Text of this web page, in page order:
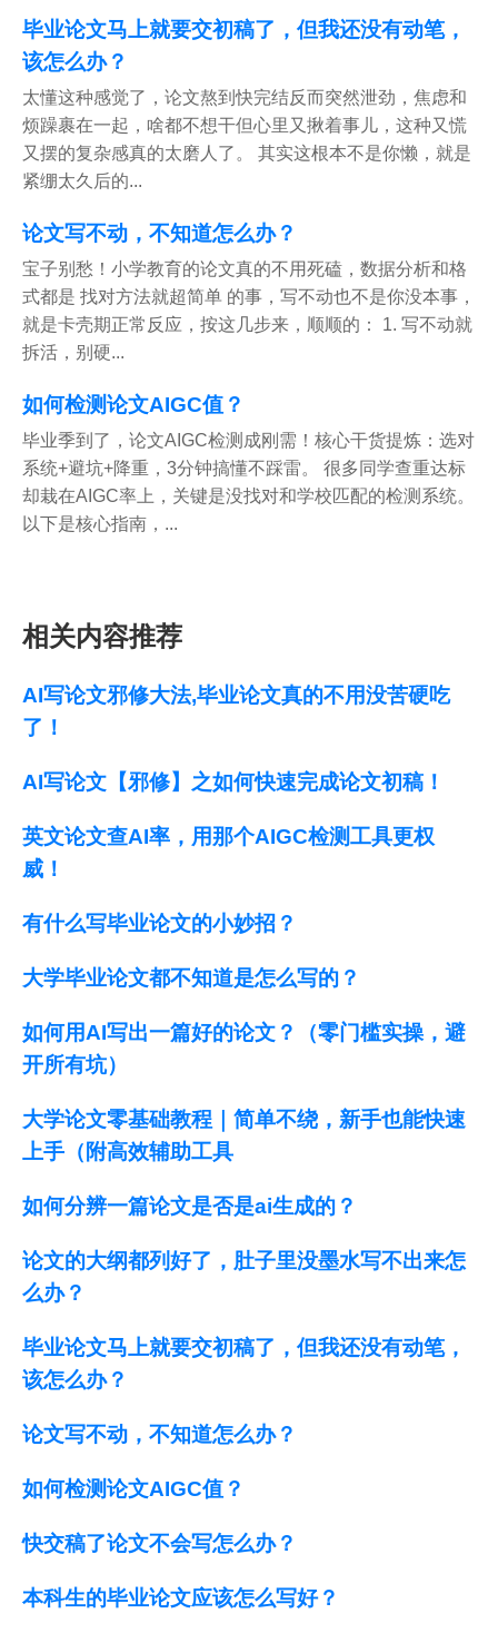
毕业论文马上就要交初稿了，但我还没有动笔，
该怎么办？
太懂这种感觉了，论文熬到快完结反而突然泄劲，焦虑和
烦躁裹在一起，啥都不想干但心里又揪着事儿，这种又慌
又摆的复杂感真的太磨人了。 其实这根本不是你懒，就是
紧绷太久后的...
论文写不动，不知道怎么办？
宝子别愁！小学教育的论文真的不用死磕，数据分析和格
式都是 找对方法就超简单 的事，写不动也不是你没本事，
就是卡壳期正常反应，按这几步来，顺顺的： 1. 写不动就
拆活，别硬...
如何检测论文AIGC值？
毕业季到了，论文AIGC检测成刚需！核心干货提炼：选对
系统+避坑+降重，3分钟搞懂不踩雷。 很多同学查重达标
却栽在AIGC率上，关键是没找对和学校匹配的检测系统。
以下是核心指南，...
相关内容推荐
AI写论文邪修大法,毕业论文真的不用没苦硬吃
了！
AI写论文【邪修】之如何快速完成论文初稿！
英文论文查AI率，用那个AIGC检测工具更权
威！
有什么写毕业论文的小妙招？
大学毕业论文都不知道是怎么写的？
如何用AI写出一篇好的论文？（零门槛实操，避
开所有坑）
大学论文零基础教程｜简单不绕，新手也能快速
上手（附高效辅助工具
如何分辨一篇论文是否是ai生成的？
论文的大纲都列好了，肚子里没墨水写不出来怎
么办？
毕业论文马上就要交初稿了，但我还没有动笔，
该怎么办？
论文写不动，不知道怎么办？
如何检测论文AIGC值？
快交稿了论文不会写怎么办？
本科生的毕业论文应该怎么写好？